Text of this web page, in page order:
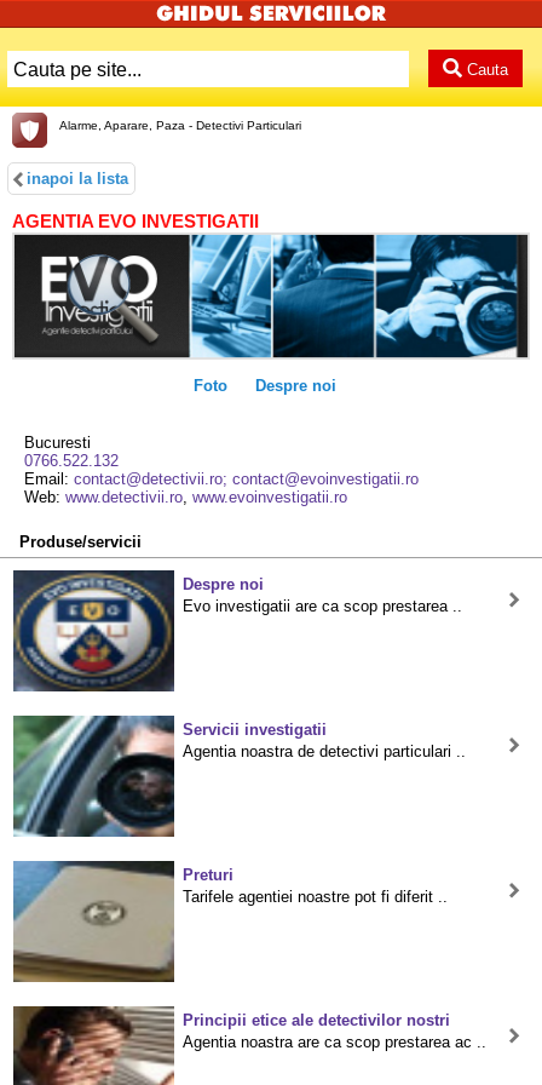
Cauta
Alarme, Aparare, Paza - Detectivi Particulari
inapoi la lista
AGENTIA EVO INVESTIGATII
Foto Despre noi
Bucuresti
0766.522.132
Email: contact@detectivii.ro; contact@evoinvestigatii.ro
Web: www.detectivii.ro www.evoinvestigatii.ro
Produse/servicii
Despre noi
Evo investigatii are ca scop prestarea ..
Servicii investigatii
Agentia noastra de detectivi particulari ..
Preturi
Tarifele agentiei noastre pot fi diferit ..
Principii etice ale detectivilor nostri
Agentia noastra are ca scop prestarea ac ..